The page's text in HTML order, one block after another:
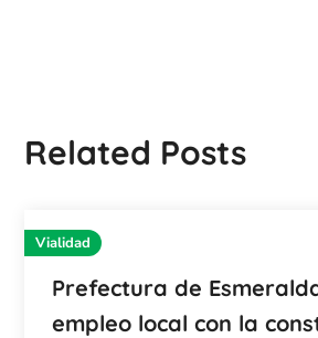
Related Posts
Vialidad
Prefectura de
empleo local con la